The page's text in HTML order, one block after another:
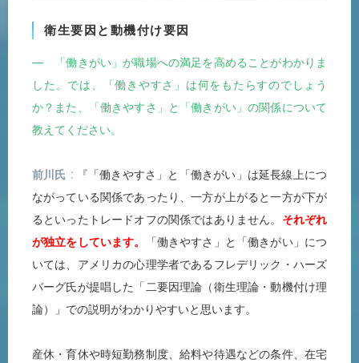
衛生要因と動機付け要因
― 「働きがい」が職場への満足を高めることがわかりま
した。では、「働きやすさ」は何をもたらすのでしょう
か？また、「働きやすさ」と「働きがい」の関係について
教えてください。
前川氏
『「働きやすさ」と「働きがい」は延長線上につ
ながっている関係であったり、一方が上がると一方が下が
るといったトレードオフの関係ではありません。 それぞれ
が独立をしています。
「働きやすさ」と「働きがい」につ
いては、アメリカの心理学者であるフレデリック・ハーズ
バーグ氏が提唱した「二要因理論（衛生理論・動機付け理
論）」での説明がわかりやすいと思います。
産休・育休や時短勤務制度、給料や待遇などの条件、在宅